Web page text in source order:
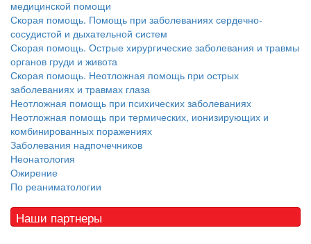
медицинской помощи
Скорая помощь. Помощь при заболеваниях сердечно-
сосудистой и дыхательной систем
Скорая помощь. Острые хирургические заболевания и травмы
органов груди и живота
Скорая помощь. Неотложная помощь при острых
заболеваниях и травмах глаза
Неотложная помощь при психических заболеваниях
Неотложная помощь при термических, ионизирующих и
комбинированных поражениях
Заболевания надпочечников
Неонатология
Ожирение
По реаниматологии
Наши партнеры